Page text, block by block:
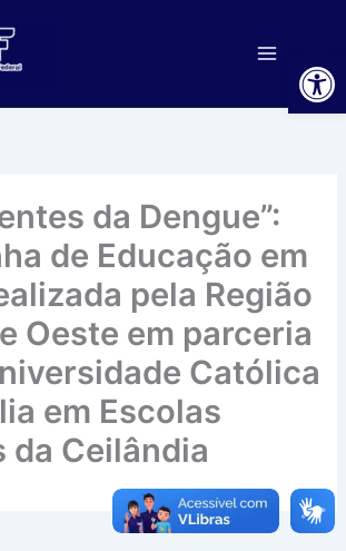
da Dengue”:
de Educação em
pela Região
Oeste em parceria
Católica
em Escolas
da Ceilândia